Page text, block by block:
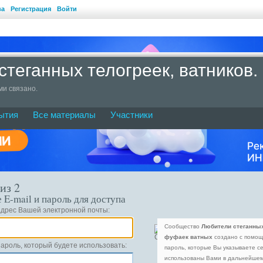
Регистрация Войти
телогреек,
связано.
Все материалы Участники
нового участника
2
E-mail и пароль для доступа
Вашей электронной почты:
который будете использовать:
Cообщество Любители
фуфаек ватных создано с
пароль, которые Вы указываете
использованы Вами в